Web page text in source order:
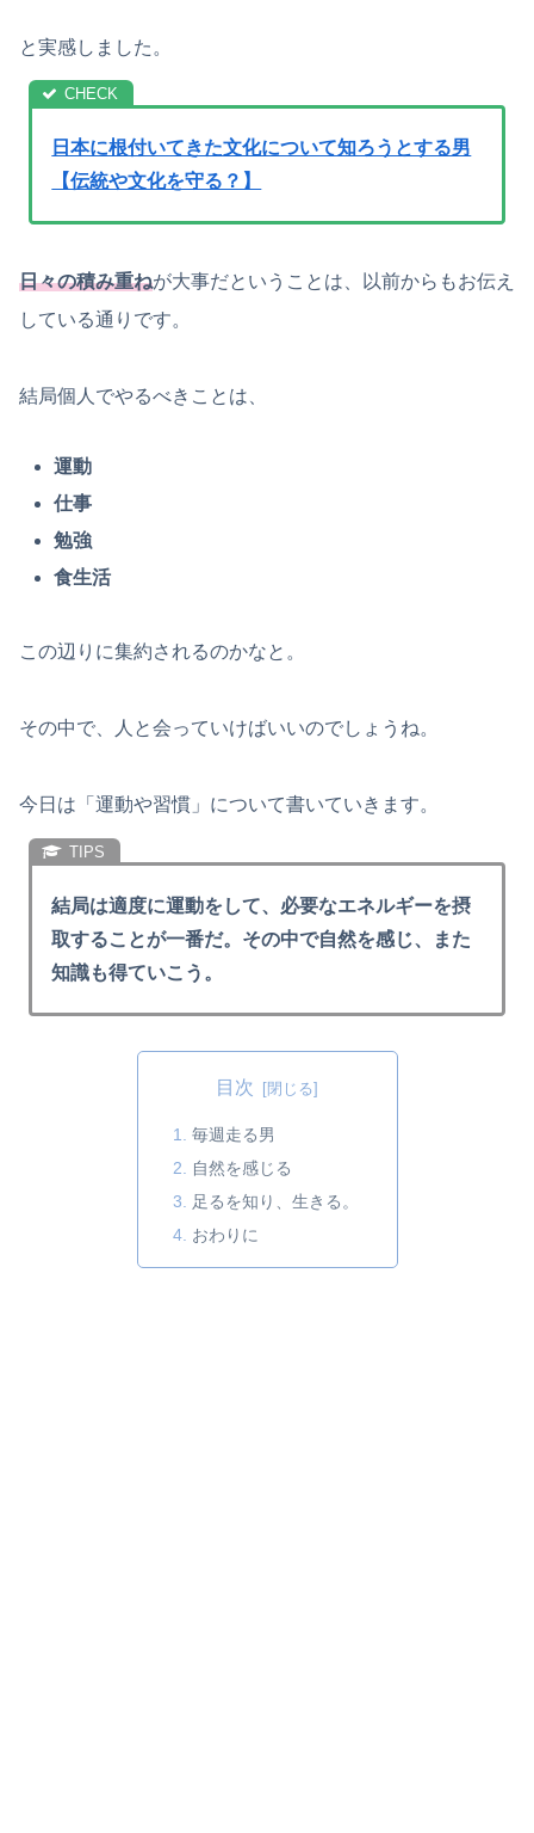
と実感しました。
日本に根付いてきた文化について知ろうとする男
【伝統や文化を守る？】
日々の積み重ねが大事だということは、以前からもお伝え
している通りです。
結局個人でやるべきことは、
運動
仕事
勉強
食生活
この辺りに集約されるのかなと。
その中で、人と会っていけばいいのでしょうね。
今日は「運動や習慣」について書いていきます。
結局は適度に運動をして、必要なエネルギーを摂
取することが一番だ。その中で自然を感じ、また
知識も得ていこう。
目次
毎週走る男
自然を感じる
足るを知り、生きる。
おわりに